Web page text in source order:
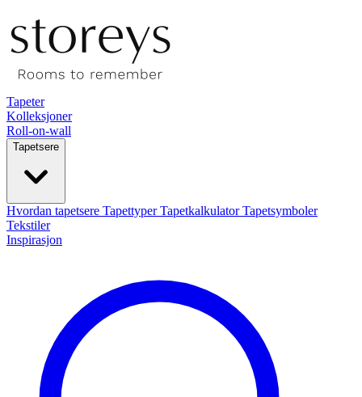
Tapeter
Kolleksjoner
Roll-on-wall
Tapetsere
Hvordan tapetsere TapettyperTapetkalkulatorTapetsymboler
Tekstiler
Inspirasjon